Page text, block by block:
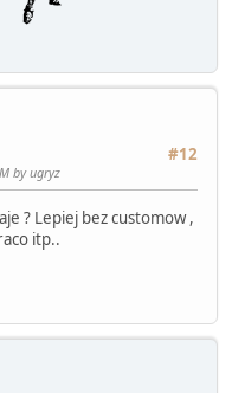
#12
by ugryz
? Lepiej bez customow ,
itp..